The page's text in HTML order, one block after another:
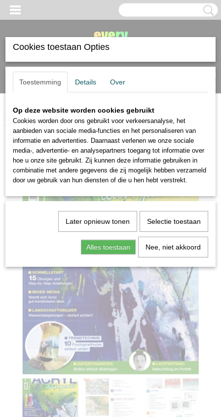
Inloggen Registreren
(0)
Home>boeken>tijdschriften>Palette Acryl Leicht Gemacht speciale
editie
Cookies toestaan Opties
Toestemming Details Over
Op deze website worden cookies gebruikt
Cookies worden door ons gebruikt voor verkeersanalyse, het
aanbieden van sociale media-functies en het personaliseren van
informatie en advertenties. Daarnaast verlenen we onze sociale
media-, advertentie- en analysepartners toegang tot informatie over
hoe u onze site gebruikt. Zij kunnen deze informatie gebruiken in
combinatie met andere gegevens die zij mogelijk hebben verzameld
door uw gebruik van hun diensten of die u hen hebt verstrekt.
Later opnieuw tonen Selectie toestaan
Alles toestaan Nee, niet akkoord